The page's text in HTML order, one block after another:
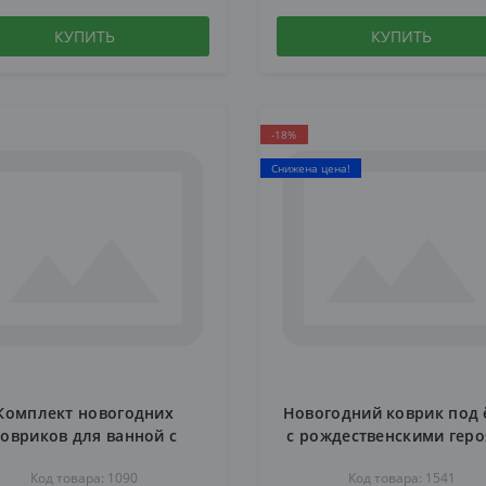
КУПИТЬ КУПИТЬ
новогодних
для ванной с
шт.
Код товара: 1090
-18%
Снижена цена!
Новогодний коврик под
c рождественскими
Код товара: 1541